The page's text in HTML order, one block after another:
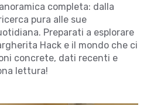
completa: dalla
pura alle sue
Preparati a esplorare
Hack e il mondo che ci
concrete, dati recenti e
lettura!